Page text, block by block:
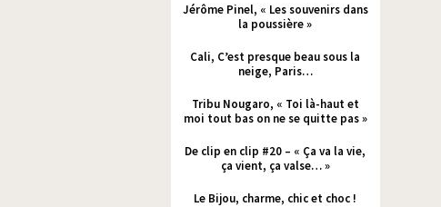
Jérôme Pinel, « Les souvenirs dans
la poussière »
Cali, C’est presque beau sous la
neige, Paris…
Tribu Nougaro, « Toi là-haut et
moi tout bas on ne se quitte pas »
De clip en clip #20 – « Ça va la vie,
ça vient, ça valse… »
Le Bijou, charme, chic et choc !